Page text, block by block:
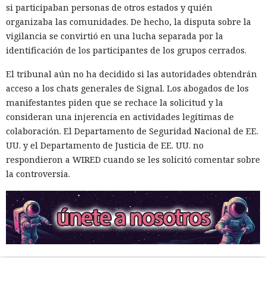
si participaban personas de otros estados y quién
organizaba las comunidades. De hecho, la disputa sobre la
vigilancia se convirtió en una lucha separada por la
identificación de los participantes de los grupos cerrados.
El tribunal aún no ha decidido si las autoridades obtendrán
acceso a los chats generales de Signal. Los abogados de los
manifestantes piden que se rechace la solicitud y la
consideran una injerencia en actividades legítimas de
colaboración. El Departamento de Seguridad Nacional de EE.
UU. y el Departamento de Justicia de EE. UU. no
respondieron a WIRED cuando se les solicitó comentar sobre
la controversia.